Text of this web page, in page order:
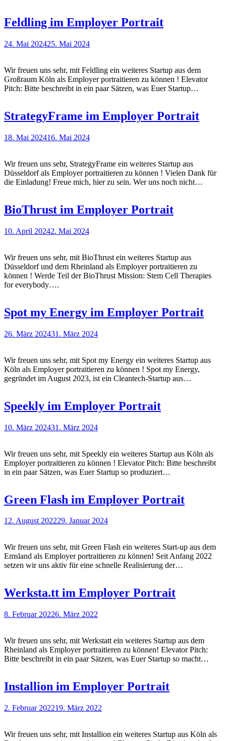
Feldling im Employer Portrait
24. Mai 202425. Mai 2024
Wir freuen uns sehr, mit Feldling ein weiteres Startup aus dem
Großraum Köln als Employer portraitieren zu können ! Elevator
Pitch: Bitte beschreibt in ein paar Sätzen, was Euer Startup…
StrategyFrame im Employer Portrait
18. Mai 202416. Mai 2024
Wir freuen uns sehr, StrategyFrame ein weiteres Startup aus
Düsseldorf als Employer portraitieren zu können ! Vielen Dank für
die Einladung! Freue mich, hier zu sein. Wer uns noch nicht…
BioThrust im Employer Portrait
10. April 20242. Mai 2024
Wir freuen uns sehr, mit BioThrust ein weiteres Startup aus
Düsseldorf und dem Rheinland als Employer portraitieren zu
können ! Werde Teil der BioThrust Mission: Stem Cell Therapies
for everybody….
Spot my Energy im Employer Portrait
26. März 202431. März 2024
Wir freuen uns sehr, mit Spot my Energy ein weiteres Startup aus
Köln als Employer portraitieren zu können ! Spot my Energy,
gegründet im August 2023, ist ein Cleantech-Startup aus…
Speekly im Employer Portrait
10. März 202431. März 2024
Wir freuen uns sehr, mit Speekly ein weiteres Startup aus Köln als
Employer portraitieren zu können ! Elevator Pitch: Bitte beschreibt
in ein paar Sätzen, was Euer Startup so produziert…
Green Flash im Employer Portrait
12. August 202229. Januar 2024
Wir freuen uns sehr, mit Green Flash ein weiteres Start-up aus dem
Emsland als Employer portraitieren zu können! Seit Anfang 2022
setzen wir uns aktiv für eine schnelle Realisierung der…
Werksta.tt im Employer Portrait
8. Februar 20226. März 2022
Wir freuen uns sehr, mit Werkstatt ein weiteres Startup aus dem
Rheinland als Employer portraitieren zu können! Elevator Pitch:
Bitte beschreibt in ein paar Sätzen, was Euer Startup so macht…
Installion im Employer Portrait
2. Februar 202219. März 2022
Wir freuen uns sehr, mit Installion ein weiteres Startup aus Köln als